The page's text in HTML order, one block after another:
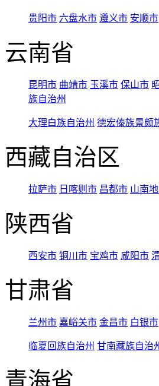
贵阳市 六盘水市 遵义市 安顺市
云南省
昆明市 曲靖市 玉溪市 保山市
族自治州
大理白族自治州 德宏傣族景颇
西藏自治区
拉萨市 日喀则市 昌都市 山南
陕西省
西安市 铜川市 宝鸡市 咸阳市
甘肃省
兰州市 嘉峪关市 金昌市 白银市
临夏回族自治州 甘南藏族自治
青海省